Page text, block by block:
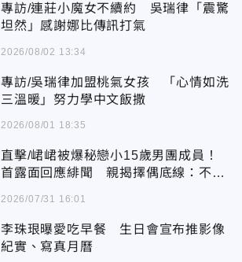
專訪/連莊小魔女不續約 吳瑞律「震驚
坦然」感謝娜比傳訊打氣
2026/08/02 13:34
專訪/吳瑞律加盟桃氣女孩 「心情如洗
三溫暖」努力學中文飯撒
2026/08/01 18:35
直擊/峮峮被爆秘戀小15歲男團成員！
首露面回應緋聞 親揭擇偶底線：不犯
2026/07/31 16:01
李珠珢曝愛吃早餐 生日會宣布推影像
紀實、寫真月曆